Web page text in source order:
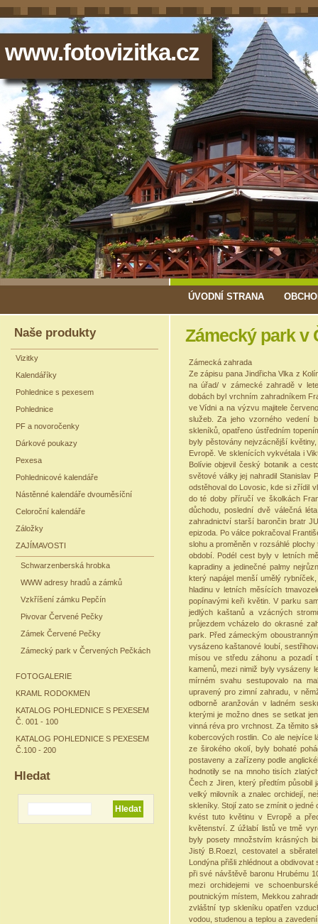
www.fotovizitka.cz
ÚVODNÍ STRANA
Naše produkty
Vizitky
Kalendáříky
Pohlednice s pexesem
Pohlednice
PF a novoročenky
Dárkové poukazy
Pexesa
Pohlednicové kalendáře
Nástěnné kalendáře dvouměsíční
Celoroční kalendáře
Záložky
ZAJÍMAVOSTI
Schwarzenberská hrobka
WWW adresy hradů a zámků
Vzkříšení zámku Pepčín
Pivovar Červené Pečky
Zámek Červené Pečky
Zámecký park v Červených Pečkách
FOTOGALERIE
KRAML RODOKMEN
KATALOG POHLEDNICE S PEXESEM
Č. 001 - 100
KATALOG POHLEDNICE S PEXESEM
Č.100 - 200
Hledat
Zámecký park v
Zámecká
Ze zápisu pana Jindřicha Vlka z
na úřad/ v zámecké zahradě v
dobách byl vrchním zahradníkem
ve Vídni a na výzvu majitele
služeb. Za jeho vzorného vedení
skleníků, opatřeno ústředním
byly pěstovány nejvzácnější
Evropě. Ve sklenících vykvétala i
Bolívie objevil český botanik a
světové války jej nahradil Stanislav
odstěhoval do Lovosic, kde si zřídil
do té doby příručí ve školkách
důchodu, poslední dvě válečná
zahradnictví starší barončin bratr
epizoda. Po válce pokračoval
slohu a proměněn v rozsáhlé
období. Podél cest byly v letních
kapradiny a jedinečné palmy
který napájel menší umělý
hladinu v letních měsících
popínavými keři květin. V parku
jedlých kaštanů a vzácných
průjezdem vcházelo do okrasné
park. Před zámeckým
vysázeno kaštanové loubí,
mísou ve středu záhonu a pozadí
kamenů, mezi nimiž byly vysázeny
mírném svahu sestupovalo na
upravený pro zimní zahradu, v
odborně aranžován v ladném
kterými je možno dnes se setkat
vinná réva pro vrchnost. Za těmito
kobercových rostlin. Co ale nejvíce
ze širokého okolí, byly bohaté
postaveny a zařízeny podle
hodnotily se na mnoho tisích
Čech z Jiren, který předtím působil
velký milovník a znalec orchidejí,
skleníky. Stojí zato se zmínit o jedné
kvést tuto květinu v Evropě a
květenství. Z úžlabí listů ve tmě
byly posety množstvím krásných
Jistý B.Roezl, cestovatel a
Londýna přišli zhlédnout a
při své návštěvě baronu Hrubému
mezi orchidejemi ve
poutnickým místem, Mekkou
zvláštní typ skleníku opatřen
vodou, studenou a teplou a